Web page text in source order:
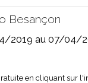
Besançon
2019 au 07/04/
en cliquant sur